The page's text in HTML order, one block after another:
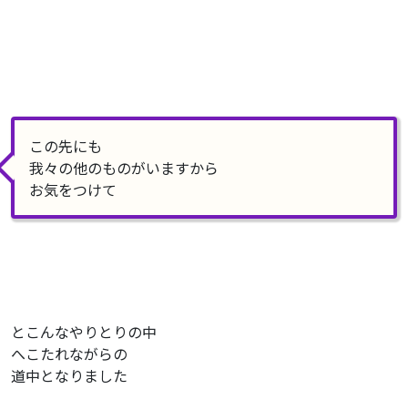
この先にも
我々の他のものがいますから
お気をつけて
とこんなやりとりの中
へこたれながらの
道中となりました